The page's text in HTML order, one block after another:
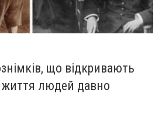
що відкривають
життя людей давно